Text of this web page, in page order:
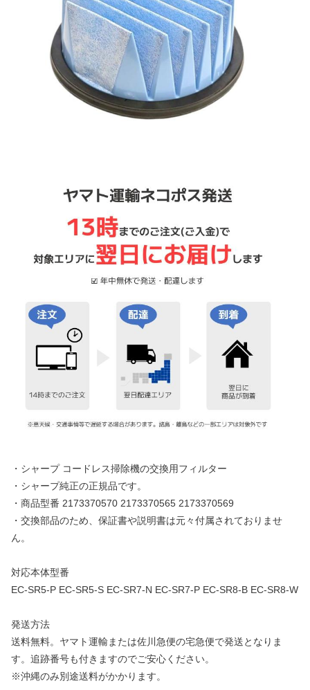
・シャープ コードレス掃除機の交換用フィルター
・シャープ純正の正規品です。
・商品型番 2173370570 2173370565 2173370569
・交換部品のため、保証書や説明書は元々付属されておりませ
ん。
対応本体型番
EC-SR5-P EC-SR5-S EC-SR7-N EC-SR7-P EC-SR8-B EC-SR8-W
発送方法
送料無料。ヤマト運輸または佐川急便の宅急便で発送となりま
す。追跡番号も付きますのでご安心ください。
※沖縄のみ別途送料がかかります。